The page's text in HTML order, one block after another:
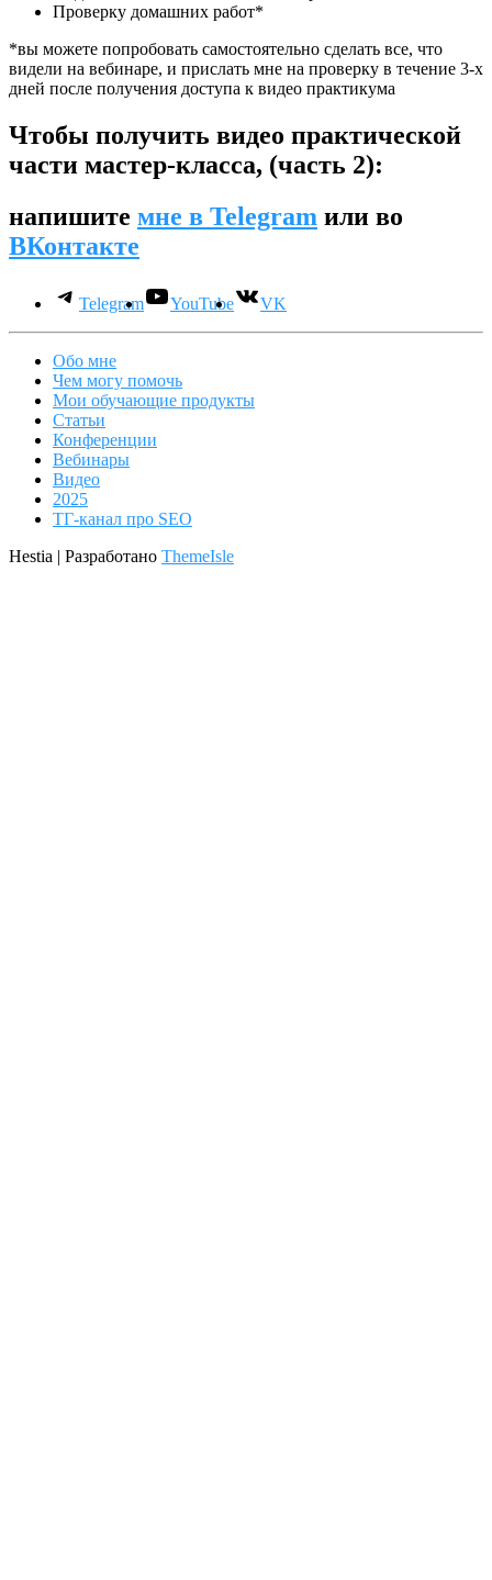
Проверку домашних работ*
*вы можете попробовать самостоятельно сделать все, что
видели на вебинаре, и прислать мне на проверку в течение 3-х
дней после получения доступа к видео практикума
Чтобы получить видео практической
части мастер-класса, (часть 2):
напишите мне в Telegram или во
ВКонтакте
Telegram YouTube VK
Обо мне
Чем могу помочь
Мои обучающие продукты
Статьи
Конференции
Вебинары
Видео
2025
ТГ-канал про SEO
Hestia | Разработано ThemeIsle